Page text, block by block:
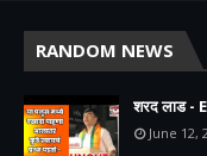
RANDOM NEWS
शरद लाड -
June 12,